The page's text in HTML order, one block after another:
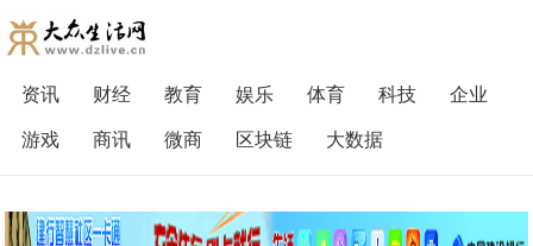
资讯 财经 教育 娱乐 体育 科技
企业
游戏
商讯 微商 区块链 大数据